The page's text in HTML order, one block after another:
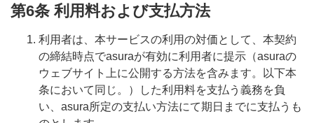
第6条 利用料および支払方法
利用者は、本サービスの利用の対価として、本契約
の締結時点でasuraが有効に利用者に提示（asuraの
ウェブサイト上に公開する方法を含みます。以下本
条において同じ。）した利用料を支払う義務を負
い、asura所定の支払い方法にて期日までに支払うも